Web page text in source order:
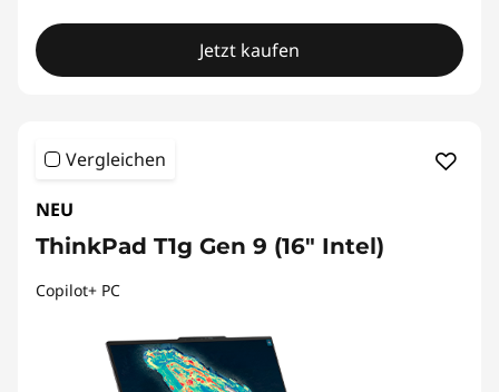
Jetzt kaufen
Vergleichen
NEU
ThinkPad T1g Gen 9 (16" Intel)
Copilot+ PC